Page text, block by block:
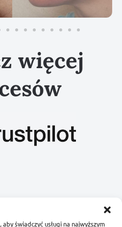
świadczyć usługi na najwyższym
więcej